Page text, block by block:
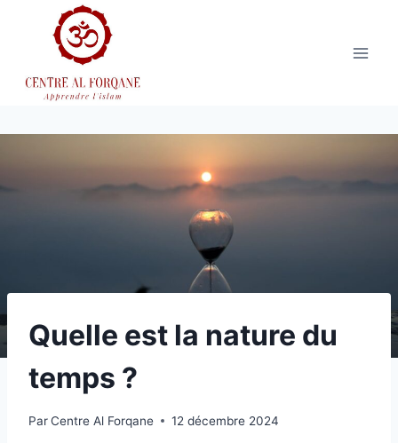
Quelle est la nature du
temps ?
ParCentre Al Forqane 12 décembre 2024